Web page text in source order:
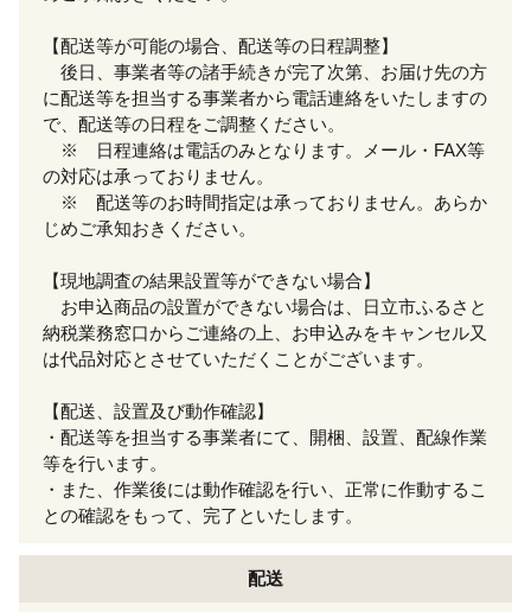
【配送等が可能の場合、配送等の日程調整】
後日、事業者等の諸手続きが完了次第、お届け先の方
に配送等を担当する事業者から電話連絡をいたしますの
で、配送等の日程をご調整ください。
※ 日程連絡は電話のみとなります。メール・FAX等
の対応は承っておりません。
※ 配送等のお時間指定は承っておりません。あらか
じめご承知おきください。
【現地調査の結果設置等ができない場合】
お申込商品の設置ができない場合は、日立市ふるさと
納税業務窓口からご連絡の上、お申込みをキャンセル又
は代品対応とさせていただくことがございます。
【配送、設置及び動作確認】
・配送等を担当する事業者にて、開梱、設置、配線作業
等を行います。
・また、作業後には動作確認を行い、正常に作動するこ
との確認をもって、完了といたします。
配送